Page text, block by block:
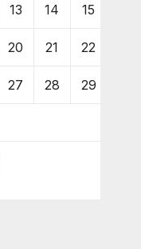
13 14 15
20 21 22
27 28 29